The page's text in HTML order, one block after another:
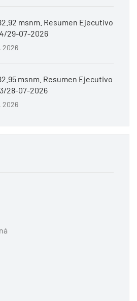
msnm. Resumen Ejecutivo
29-07-2026
2026
msnm. Resumen Ejecutivo
28-07-2026
2026